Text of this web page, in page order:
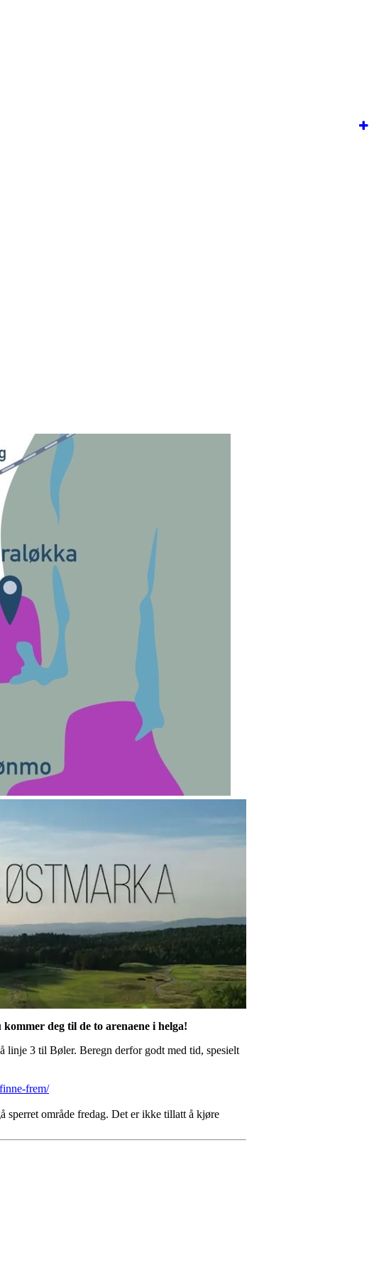
deg til de to arenaene i helga!
linje 3 til Bøler. Beregn derfor godt med tid, spesielt
frem/
område fredag. Det er ikke tillatt å kjøre